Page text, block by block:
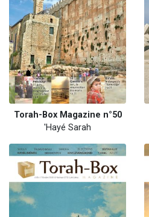
Torah-Box Magazine n°50
'Hayé Sarah